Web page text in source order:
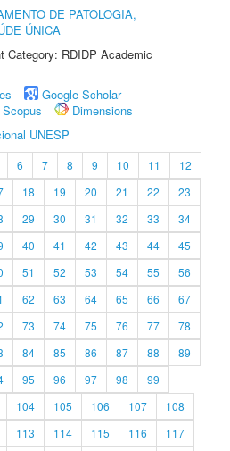
DE PATOLOGIA,
ÚNICA
Category: RDIDP Academic
Google Scholar
Scopus
Dimensions
UNESP
6 7 8 9 10 11
12
18 19 20 21 22
23
29 30 31 32 33
34
40 41 42 43 44
45
51 52 53 54 55
56
62 63 64 65 66
67
73 74 75 76 77
78
84 85 86 87 88
89
95 96 97 98
99
104 105 106 107
108
113 114 115 116
117